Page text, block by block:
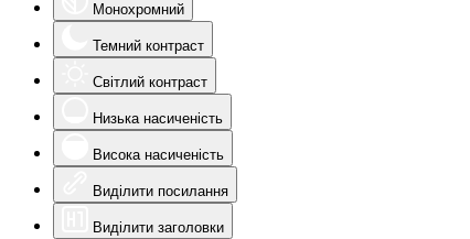
Монохромний
Темний контраст
Світлий контраст
Низька насиченість
Висока насиченість
Виділити посилання
Виділити заголовки